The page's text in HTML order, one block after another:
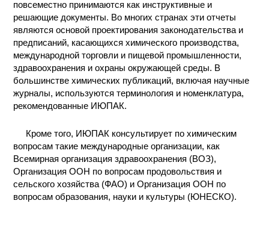
повсеместно принимаются как инструктивные и
решающие документы. Во многих странах эти отчеты
являются основой проектирования законодательства и
предписаний, касающихся химического производства,
международной торговли и пищевой промышленности,
здравоохранения и охраны окружающей среды. В
большинстве химических публикаций, включая научные
журналы, используются терминология и номенклатура,
рекомендованные ИЮПАК.
Кроме того, ИЮПАК консультирует по химическим
вопросам такие международные организации, как
Всемирная организация здравоохранения (ВОЗ),
Организация ООН по вопросам продовольствия и
сельского хозяйства (ФАО) и Организация ООН по
вопросам образования, науки и культуры (ЮНЕСКО).